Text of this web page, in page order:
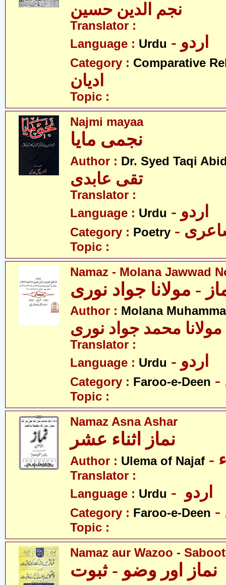
نجم الدین حسین
Translator :
Language : Urdu - اردو
Category : Comparative
ادیان
Topic :
Najmi mayaa
نجمی مایا
Author : Dr. Syed Taqi
تقی عابدی
Translator :
Language : Urdu - اردو
Category : Poetry
Topic :
Namaz - Molana Jawwad
- مولانا جواد نوری
Author : Molana
مولانا محمد جواد نوری
Translator :
Language : Urdu - اردو
Category : Faroo-e-Deen
Topic :
Namaz Asna Ashar
نماز اثناء عشر
Author : Ulema of Najaf
Translator :
Language : Urdu
Category : Faroo-e-Deen
Topic :
Namaz aur Wazoo - Saboot
نماز اور وضو - ثبوت